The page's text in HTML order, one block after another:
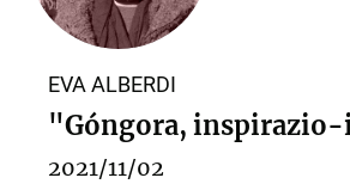
EVA ALBERDI
"Góngora,
2021/11/02